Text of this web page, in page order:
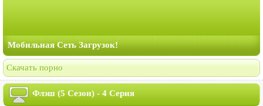
Мобильная Сеть Загрузок!
Скачать порно
Флэш (5 Сезон) - 4 Серия